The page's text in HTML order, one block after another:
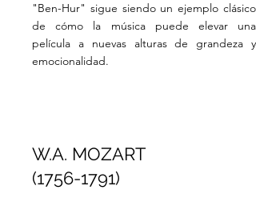
"Ben-Hur" sigue siendo un ejemplo clásico
de cómo la música puede elevar una
película a nuevas alturas de grandeza y
emocionalidad.
W.A. MOZART
(1756-1791)